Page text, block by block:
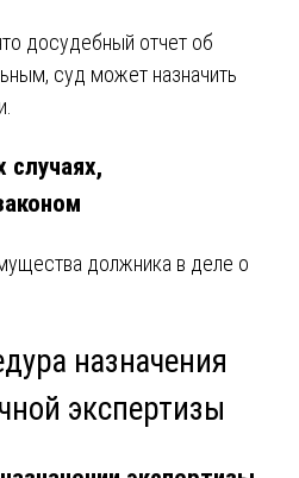
досудебный отчет об
суд может назначить
случаях,
должника в деле о
назначения
экспертизы